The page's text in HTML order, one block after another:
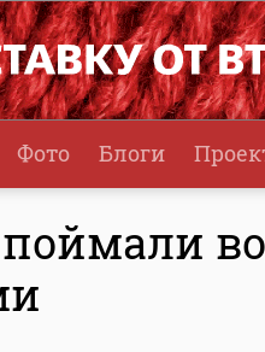
Фото Блоги